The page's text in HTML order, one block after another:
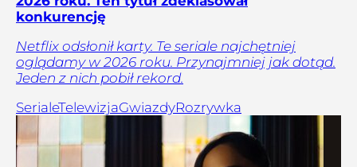
konkurencję
Netflix odsłonił karty. Te seriale najchętniej
oglądamy w 2026 roku. Przynajmniej jak dotąd.
Jeden z nich pobił rekord.
SerialeTelewizjaGwiazdyRozrywka